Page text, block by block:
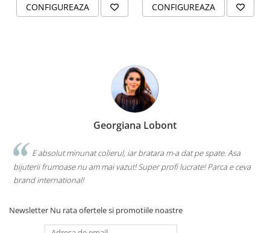
CONFIGUREAZA CONFIGUREAZA
Georgiana Lobont
E absolut minunat colierul, iar bratara m-a dat pe spate. Asa
bijuterii frumoase nu am mai vazut! Super profi lucrate! Parca e ceva
brand international!
Newsletter Nu rata ofertele si promotiile noastre